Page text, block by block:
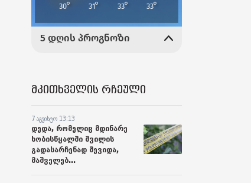
მკითხველის რჩეული
7 აგვისტო 13:13
დედა, რომელიც მდინარე
ხობისწყალში შვილის
გადასარჩენად შევიდა,
მაშველებ...